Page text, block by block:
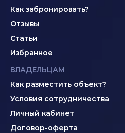
Как забронировать?
Отзывы
Статьи
Избранное
ВЛАДЕЛЬЦАМ
Как разместить объект?
Условия сотрудничества
Личный кабинет
Договор-оферта